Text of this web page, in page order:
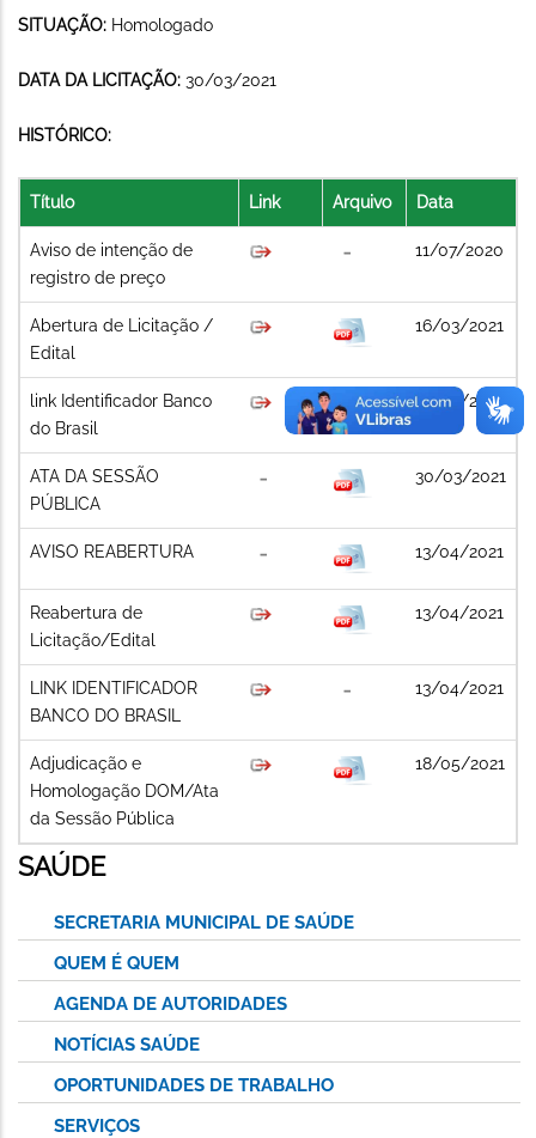
SITUAÇÃO: Homologado
DATA DA LICITAÇÃO: 30/03/2021
HISTÓRICO:
Título Link Arquivo Data
Aviso de intenção de
registro de preço
11/07/2020
Abertura de Licitação /
Edital
16/03/2021
link Identificador Banco
do Brasil
16/03/2021
ATA DA SESSÃO
PÚBLICA
30/03/2021
AVISO REABERTURA 13/04/2021
Reabertura de
Licitação/Edital
13/04/2021
LINK IDENTIFICADOR
BANCO DO BRASIL
13/04/2021
Adjudicação e
Homologação DOM/Ata
da Sessão Pública
18/05/2021
SAÚDE
SECRETARIA MUNICIPAL DE SAÚDE
QUEM É QUEM
AGENDA DE AUTORIDADES
NOTÍCIAS SAÚDE
OPORTUNIDADES DE TRABALHO
SERVIÇOS